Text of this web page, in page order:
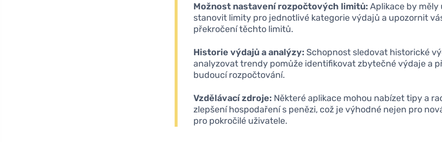
Možnost nastavení rozpočtových limitů: Aplikace by měly
stanovit limity pro jednotlivé kategorie výdajů a upozornit
překročení těchto limitů.
Historie výdajů a analýzy: Schopnost sledovat historické
analyzovat trendy pomůže identifikovat zbytečné výdaje a
budoucí rozpočtování.
Vzdělávací zdroje: Některé aplikace mohou nabízet tipy a
zlepšení hospodaření s penězi, což je výhodné nejen pro
pro pokročilé uživatele.